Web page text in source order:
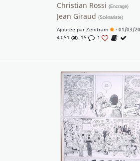
Christian Rossi (Encrage)
Jean Giraud (Scénariste)
Ajoutée par Zenitram
- 01/03/
4 051
15 1